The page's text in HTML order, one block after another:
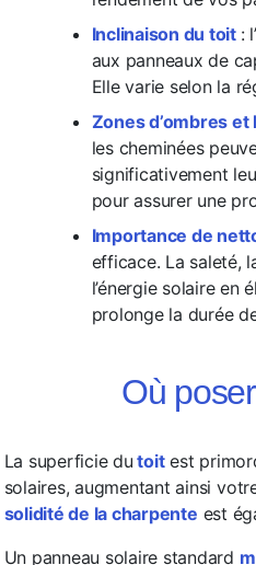
Inclinaison du toit :
aux panneaux de
Elle varie selon la
Zones d’ombres
les cheminées
significativement
pour assurer une
Importance de
efficace. La saleté,
l’énergie solaire
prolonge la durée
Où
La superficie du toitest
solaires, augmentant ainsi
solidité de la charpente est
Un panneau solaire standard